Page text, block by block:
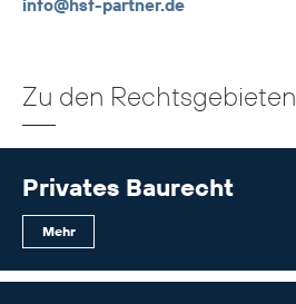
info@hsf-partner.de
Zu den Rechtsgebieten
Privates Baurecht
Mehr